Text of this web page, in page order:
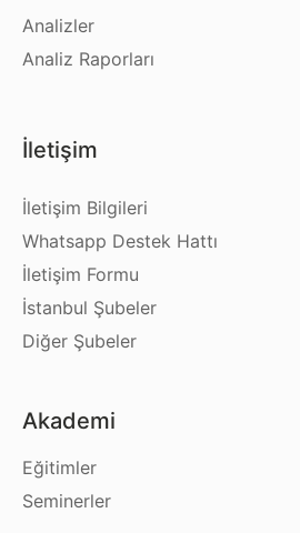
Analizler
Analiz Raporları
İletişim
İletişim Bilgileri
Whatsapp Destek Hattı
İletişim Formu
İstanbul Şubeler
Diğer Şubeler
Akademi
Eğitimler
Seminerler